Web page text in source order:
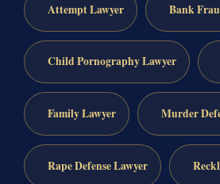
Attempt Lawyer Bank
Child Pornography Lawyer
Family Lawyer Murder
Rape Defense Lawyer